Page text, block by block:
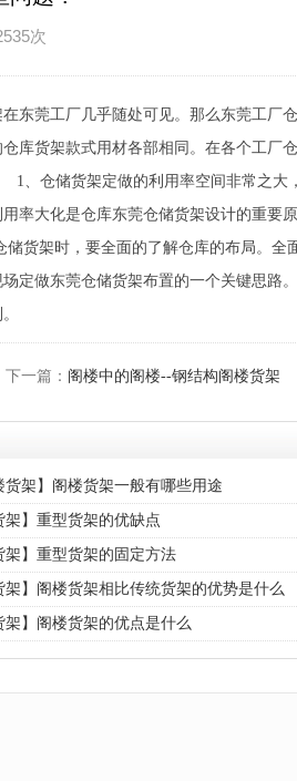
次
东莞工厂几乎随处可见。那么东莞工厂
库货架款式用材各部相同。在各个工厂
仓储货架定做的利用率空间非常之大
用率大化是仓库东莞仓储货架设计的重
货架时，要全面的了解仓库的布局。全
场定做东莞仓储货架布置的一个关键
下一篇： 阁楼中的阁楼--钢结构阁楼货架
货架】阁楼货架一般有哪些用途
架】重型货架的优缺点
架】重型货架的固定方法
架】阁楼货架相比传统货架的优势是什么
架】阁楼货架的优点是什么